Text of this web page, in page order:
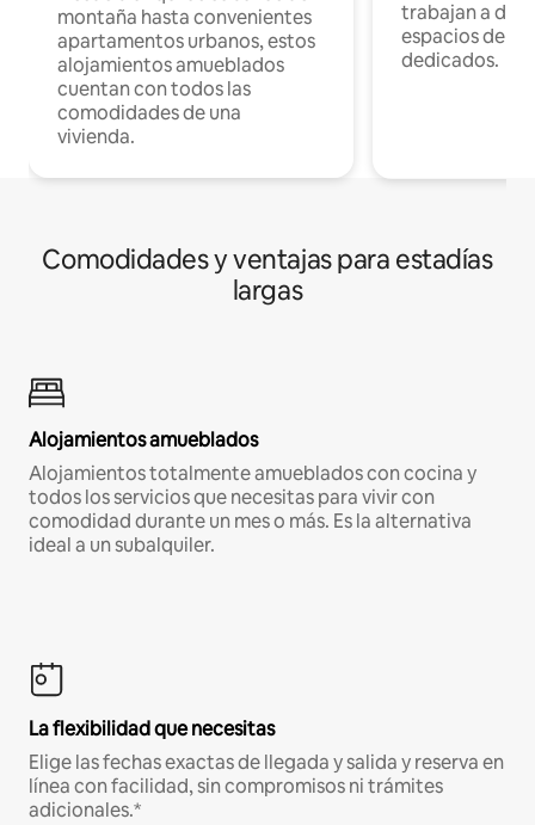
montaña hasta convenientes
apartamentos urbanos, estos
alojamientos amueblados
cuentan con todos las
comodidades de una
vivienda.
trabajan a
espacios de
dedicados.
Comodidades y ventajas para estadías
largas
Alojamientos amueblados
Alojamientos totalmente amueblados con cocina y
todos los servicios que necesitas para vivir con
comodidad durante un mes o más. Es la alternativa
ideal a un subalquiler.
La flexibilidad que necesitas
Elige las fechas exactas de llegada y salida y reserva en
línea con facilidad, sin compromisos ni trámites
adicionales.*